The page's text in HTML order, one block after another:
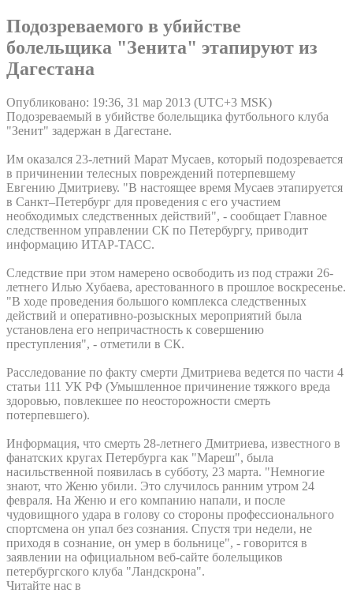
Подозреваемого в убийстве
болельщика "Зенита" этапируют из
Дагестана
Опубликовано: 19:36, 31 мар 2013 (UTC+3 MSK)
Подозреваемый в убийстве болельщика футбольного клуба
"Зенит" задержан в Дагестане.
Им оказался 23-летний Марат Мусаев, который подозревается
в причинении телесных повреждений потерпевшему
Евгению Дмитриеву. "В настоящее время Мусаев этапируется
в Санкт–Петербург для проведения с его участием
необходимых следственных действий", - сообщает Главное
следственном управлении СК по Петербургу, приводит
информацию ИТАР-ТАСС.
Следствие при этом намерено освободить из под стражи 26-
летнего Илью Хубаева, арестованного в прошлое воскресенье.
"В ходе проведения большого комплекса следственных
действий и оперативно-розыскных мероприятий была
установлена его непричастность к совершению
преступления", - отметили в СК.
Расследование по факту смерти Дмитриева ведется по части 4
статьи 111 УК РФ (Умышленное причинение тяжкого вреда
здоровью, повлекшее по неосторожности смерть
потерпевшего).
Информация, что смерть 28-летнего Дмитриева, известного в
фанатских кругах Петербурга как "Мареш", была
насильственной появилась в субботу, 23 марта. "Немногие
знают, что Женю убили. Это случилось ранним утром 24
февраля. На Женю и его компанию напали, и после
чудовищного удара в голову со стороны профессионального
спортсмена он упал без сознания. Спустя три недели, не
приходя в сознание, он умер в больнице", - говорится в
заявлении на официальном веб-сайте болельщиков
петербургского клуба "Ландскрона".
Читайте нас в